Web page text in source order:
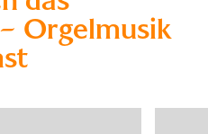
Orgelmusik